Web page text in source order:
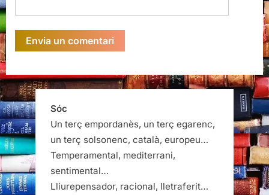
Sóc
Un terç empordanès, un terç egarenc,
un terç solsonenc, català, europeu…
Temperamental, mediterrani,
sentimental…
Lliurepensador, racional, lletraferit…